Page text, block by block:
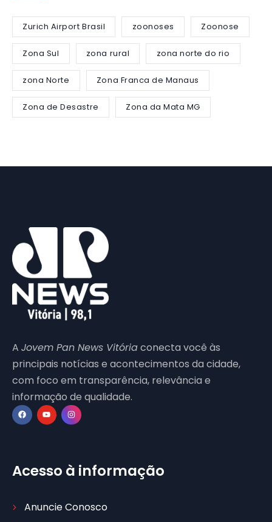
Zurich Airport Brasil zoonoses Zoonose
Zona Sul zona rural zona norte do rio
zona Norte Zona Franca de Manaus
Zona de Desastre Zona da Mata MG
A Jovem Pan News Vitóriaconecta você às
principais notícias e acontecimentos da cidade,
com foco em transparência, relevância e
informação de qualidade.
Acesso à informação
Anuncie Conosco